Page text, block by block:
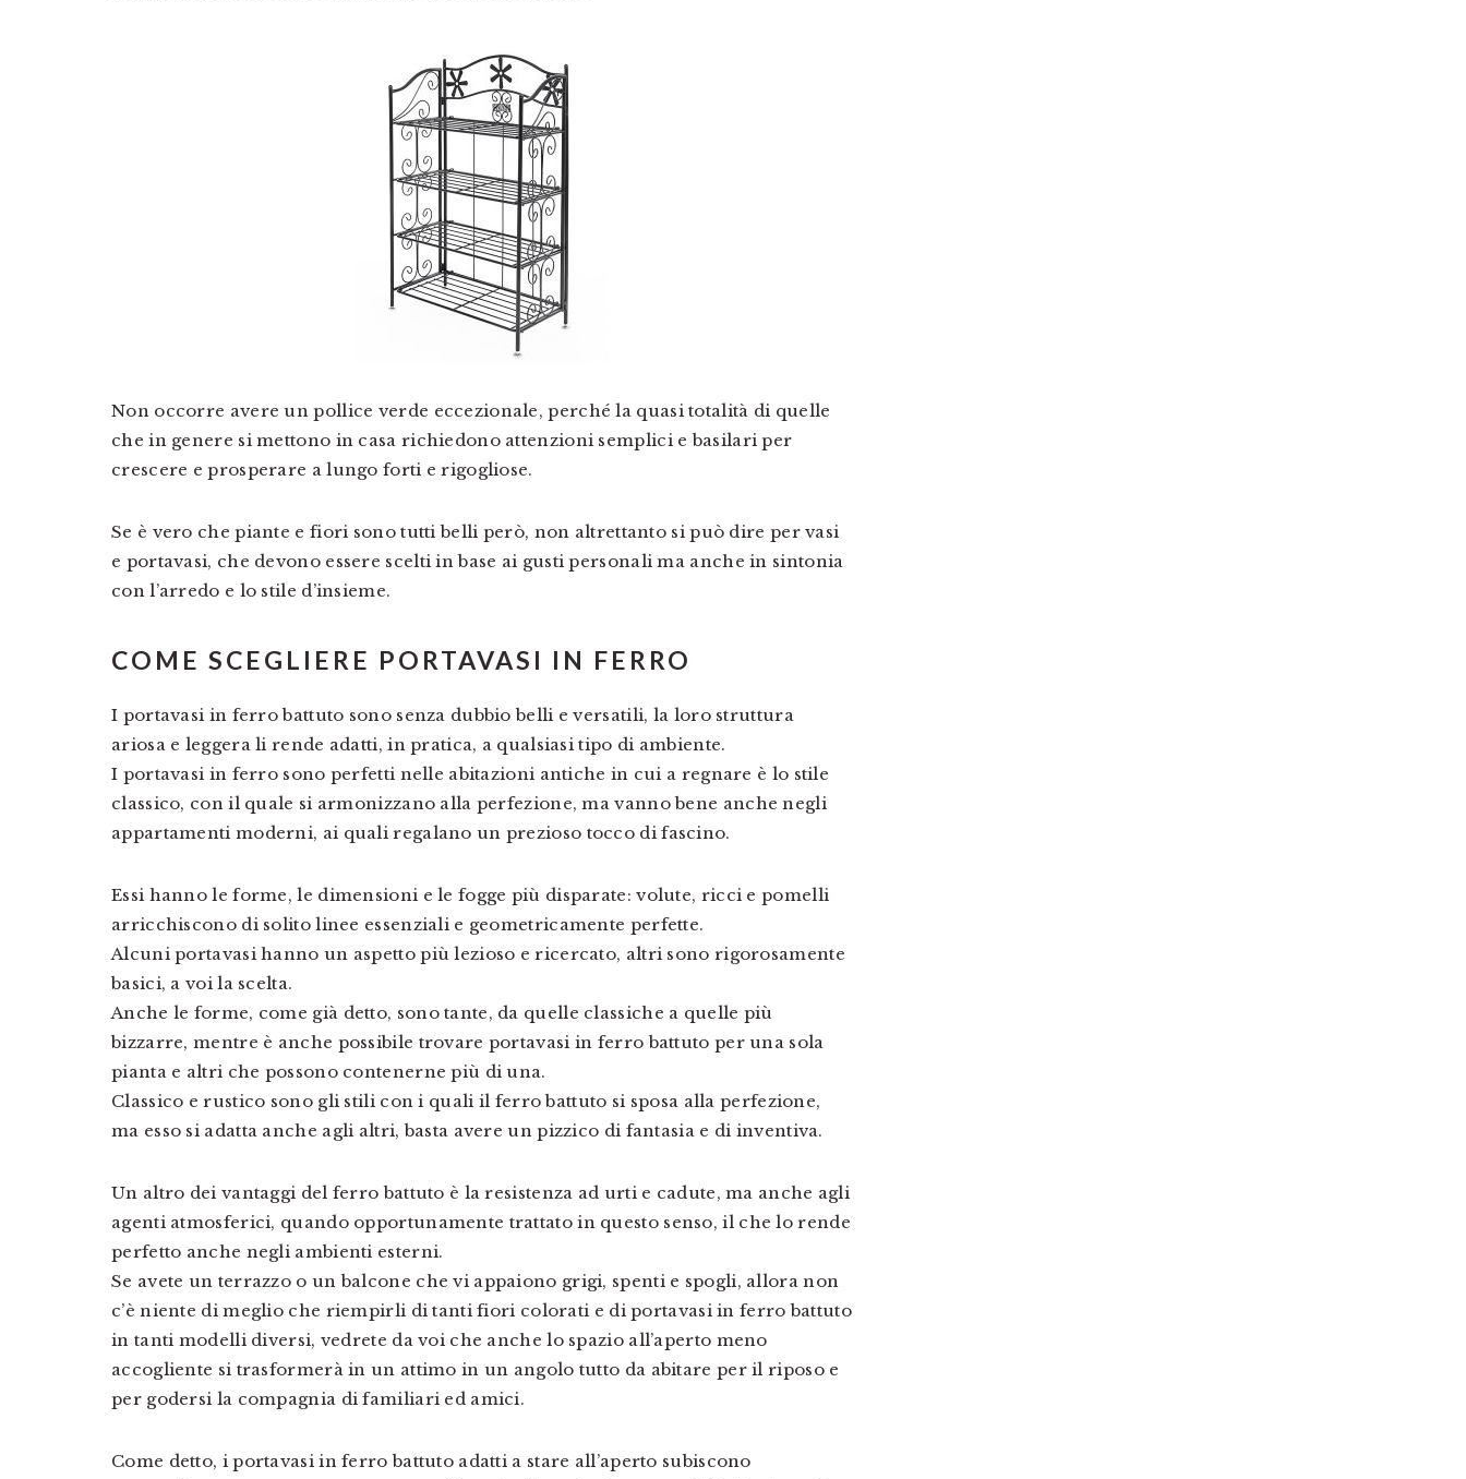
Non occorre avere un pollice verde eccezionale, perché la quasi totalità di quelle
che in genere si mettono in casa richiedono attenzioni semplici e basilari per
crescere e prosperare a lungo forti e rigogliose.
Se è vero che piante e fiori sono tutti belli però, non altrettanto si può dire per vasi
e portavasi, che devono essere scelti in base ai gusti personali ma anche in sintonia
con l’arredo e lo stile d’insieme.
COME SCEGLIERE PORTAVASI IN FERRO
I portavasi in ferro battuto sono senza dubbio belli e versatili, la loro struttura
ariosa e leggera li rende adatti, in pratica, a qualsiasi tipo di ambiente.
I portavasi in ferro sono perfetti nelle abitazioni antiche in cui a regnare è lo stile
classico, con il quale si armonizzano alla perfezione, ma vanno bene anche negli
appartamenti moderni, ai quali regalano un prezioso tocco di fascino.
Essi hanno le forme, le dimensioni e le fogge più disparate: volute, ricci e pomelli
arricchiscono di solito linee essenziali e geometricamente perfette.
Alcuni portavasi hanno un aspetto più lezioso e ricercato, altri sono rigorosamente
basici, a voi la scelta.
Anche le forme, come già detto, sono tante, da quelle classiche a quelle più
bizzarre, mentre è anche possibile trovare portavasi in ferro battuto per una sola
pianta e altri che possono contenerne più di una.
Classico e rustico sono gli stili con i quali il ferro battuto si sposa alla perfezione,
ma esso si adatta anche agli altri, basta avere un pizzico di fantasia e di inventiva.
Un altro dei vantaggi del ferro battuto è la resistenza ad urti e cadute, ma anche agli
agenti atmosferici, quando opportunamente trattato in questo senso, il che lo rende
perfetto anche negli ambienti esterni.
Se avete un terrazzo o un balcone che vi appaiono grigi, spenti e spogli, allora non
c’è niente di meglio che riempirli di tanti fiori colorati e di portavasi in ferro battuto
in tanti modelli diversi, vedrete da voi che anche lo spazio all’aperto meno
accogliente si trasformerà in un attimo in un angolo tutto da abitare per il riposo e
per godersi la compagnia di familiari ed amici.
Come detto, i portavasi in ferro battuto adatti a stare all’aperto subiscono